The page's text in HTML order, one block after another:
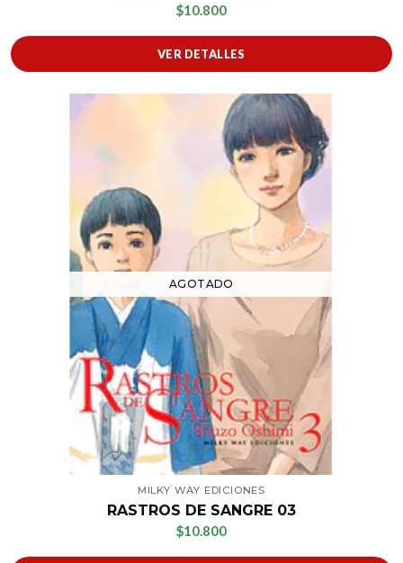
$10.800
VER DETALLES
AGOTADO
MILKY WAY EDICIONES
RASTROS DE SANGRE 03
$10.800